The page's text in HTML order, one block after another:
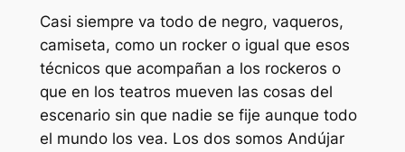
Casi siempre va todo de negro, vaqueros,
camiseta, como un rocker o igual que esos
técnicos que acompañan a los rockeros o
que en los teatros mueven las cosas del
escenario sin que nadie se fije aunque todo
el mundo los vea. Los dos somos Andújar